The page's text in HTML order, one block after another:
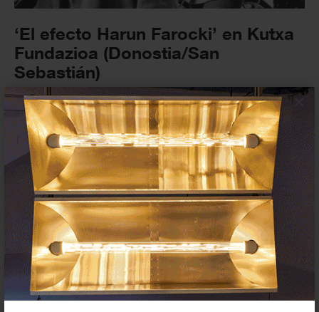
×
‘El efecto Harun Farocki’ en Kutxa
Fundazioa (Donostia/San
Sebastián)
18 JUNIO 2026 EXPOSICIONES